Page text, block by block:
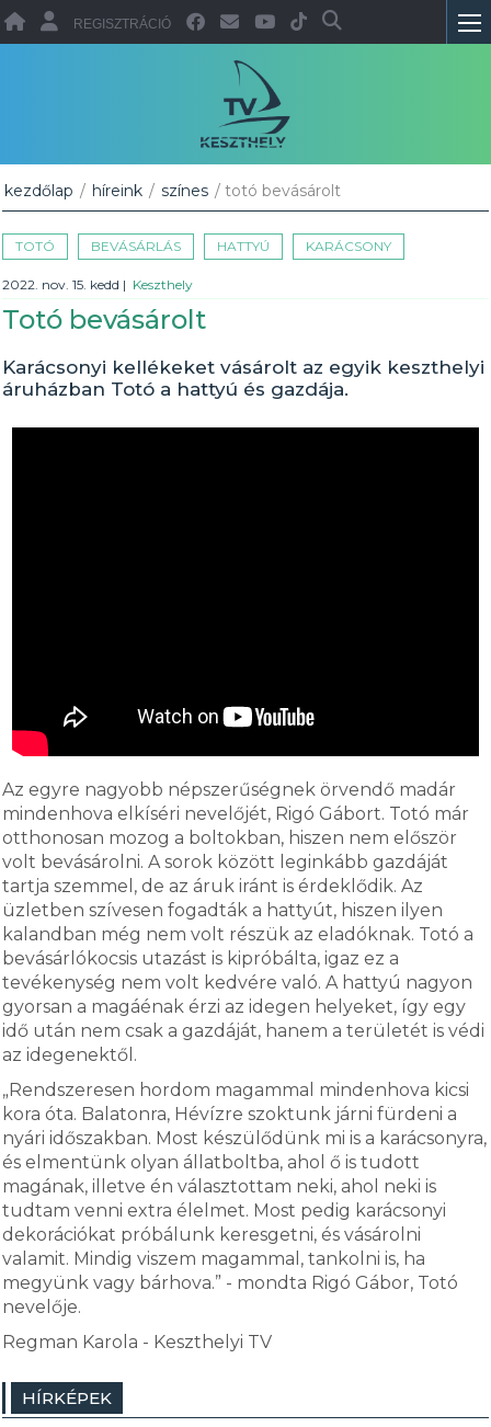
REGISZTRÁCIÓ
kezdőlap / híreink / színes / totó bevásárolt
TOTÓ BEVÁSÁRLÁS HATTYÚ KARÁCSONY
2022. nov. 15. kedd | Keszthely
Totó bevásárolt
Karácsonyi kellékeket vásárolt az egyik keszthelyi
áruházban Totó a hattyú és gazdája.
Az egyre nagyobb népszerűségnek örvendő madár
mindenhova elkíséri nevelőjét, Rigó Gábort. Totó már
otthonosan mozog a boltokban, hiszen nem először
volt bevásárolni. A sorok között leginkább gazdáját
tartja szemmel, de az áruk iránt is érdeklődik. Az
üzletben szívesen fogadták a hattyút, hiszen ilyen
kalandban még nem volt részük az eladóknak. Totó a
bevásárlókocsis utazást is kipróbálta, igaz ez a
tevékenység nem volt kedvére való. A hattyú nagyon
gyorsan a magáénak érzi az idegen helyeket, így egy
idő után nem csak a gazdáját, hanem a területét is védi
az idegenektől.
„Rendszeresen hordom magammal mindenhova kicsi
kora óta. Balatonra, Hévízre szoktunk járni fürdeni a
nyári időszakban. Most készülődünk mi is a karácsonyra,
és elmentünk olyan állatboltba, ahol ő is tudott
magának, illetve én választottam neki, ahol neki is
tudtam venni extra élelmet. Most pedig karácsonyi
dekorációkat próbálunk keresgetni, és vásárolni
valamit. Mindig viszem magammal, tankolni is, ha
megyünk vagy bárhova.” - mondta Rigó Gábor, Totó
nevelője.
Regman Karola - Keszthelyi TV
HÍRKÉPEK